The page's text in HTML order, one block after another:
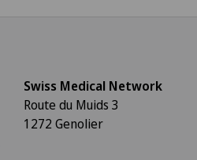
Swiss Medical Network
Route du Muids 3
1272 Genolier